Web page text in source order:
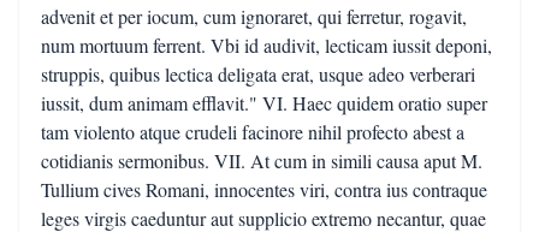
advenit et per iocum, cum ignoraret, qui ferretur, rogavit,
num mortuum ferrent. Vbi id audivit, lecticam iussit deponi,
struppis, quibus lectica deligata erat, usque adeo verberari
iussit, dum animam efflavit." VI. Haec quidem oratio super
tam violento atque crudeli facinore nihil profecto abest a
cotidianis sermonibus. VII. At cum in simili causa aput M.
Tullium cives Romani, innocentes viri, contra ius contraque
leges virgis caeduntur aut supplicio extremo necantur, quae